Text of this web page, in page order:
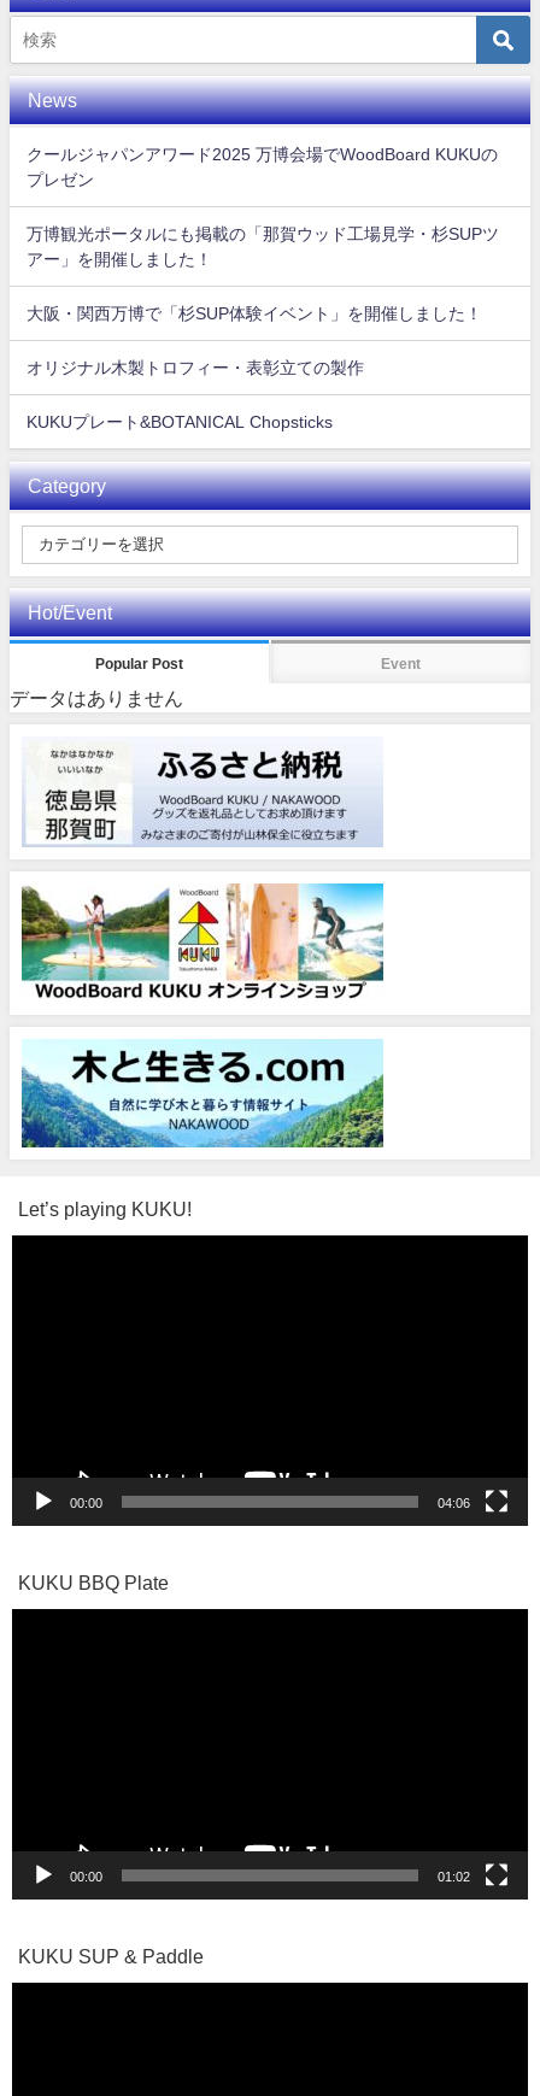
News
クールジャパンアワード2025 万博会場でWoodBoard KUKUの
プレゼン
万博観光ポータルにも掲載の「那賀ウッド工場見学・杉SUPツ
アー」を開催しました！
大阪・関西万博で「杉SUP体験イベント」を開催しました！
オリジナル木製トロフィー・表彰立ての製作
KUKUプレート&BOTANICAL Chopsticks
Category
Hot/Event
Popular Post Event
データはありません
Let’s playing KUKU!
00:00 04:06
KUKU BBQ Plate
00:00 01:02
KUKU SUP & Paddle